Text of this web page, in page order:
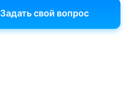
Задать свой вопрос